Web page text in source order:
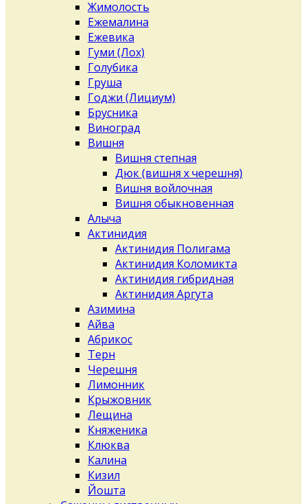
Жимолость
Ежемалина
Ежевика
Гуми (Лох)
Голубика
Груша
Годжи (Лициум)
Брусника
Виноград
Вишня
Вишня степная
Дюк (вишня х черешня)
Вишня войлочная
Вишня обыкновенная
Алыча
Актинидия
Актинидия Полигама
Актинидия Коломикта
Актинидия гибридная
Актинидия Аргута
Азимина
Айва
Абрикос
Терн
Черешня
Лимонник
Крыжовник
Лещина
Княженика
Клюква
Калина
Кизил
Йошта